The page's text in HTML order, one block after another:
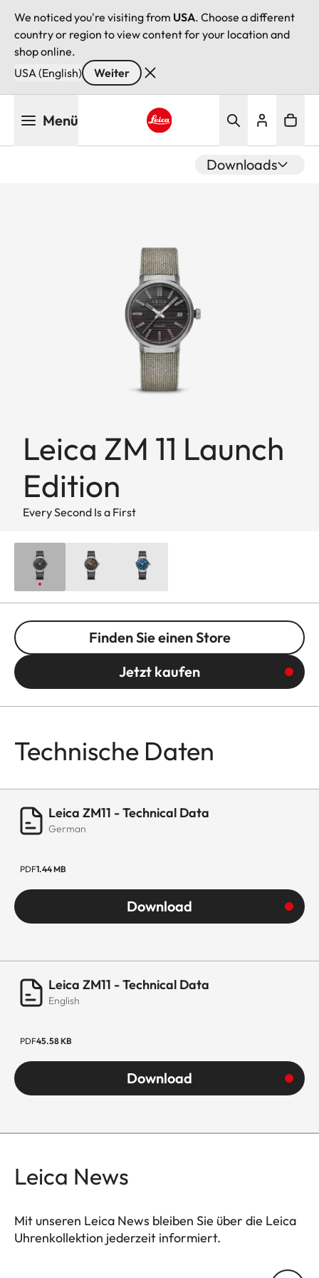
We noticed you're visiting from USA. Choose a different
country or region to view content for your location and
shop online.
USA (English)
Weiter
Menü
Downloads
Leica ZM 11 Launch
Edition
Every Second Is a First
Finden Sie einen Store
Jetzt kaufen
Technische Daten
Leica ZM11 - Technical Data
German
PDF1.44 MB
Download
Leica ZM11 - Technical Data
English
PDF45.58 KB
Download
Leica News
Mit unseren Leica News bleiben Sie über die Leica
Uhrenkollektion jederzeit informiert.